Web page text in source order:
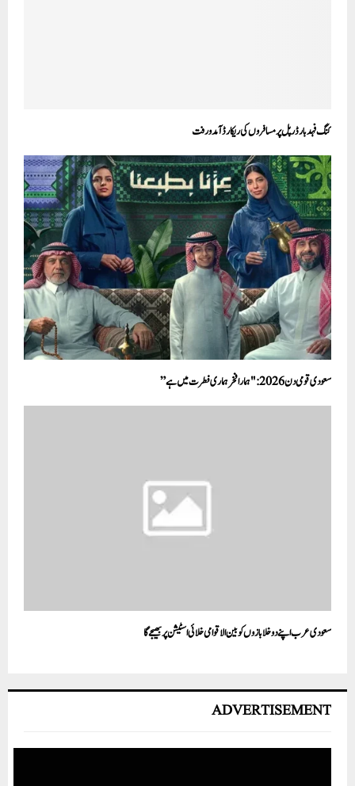
کنگ فہد بارڈر پل پر مسافروں کی ریکارڈ آمد و رفت
سعودی قومی دن 2026: "ہمارا فخر ہماری فطرت میں ہے”
سعودی عرب اپنے دوخلابازوں کو بین الاقوامی خلائی اسٹیشن پربھیجے گا
ADVERTISEMENT